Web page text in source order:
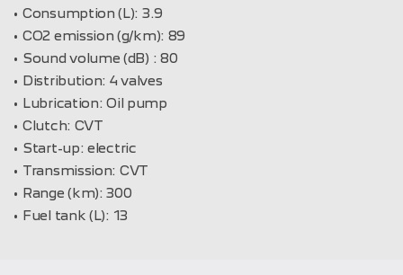
Consumption (L): 3.9
CO2 emission (g/km): 89
Sound volume (dB) : 80
Distribution: 4 valves
Lubrication: Oil pump
Clutch: CVT
Start-up: electric
Transmission: CVT
Range (km): 300
Fuel tank (L): 13